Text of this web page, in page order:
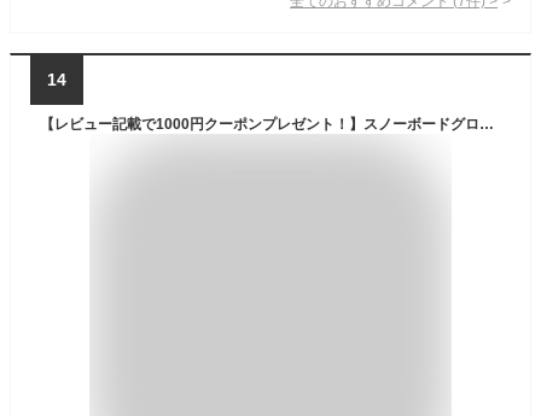
14
【レビュー記載で1000円クーポンプレゼント！】スノーボードグローブ スキーグローブ メンズ レディース 5本指 ゴアテックス 高保温素材シンサレート ゴアウォーム 2SL130202-02 SLQ